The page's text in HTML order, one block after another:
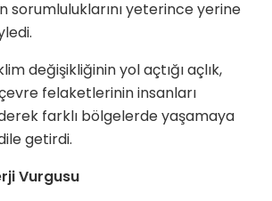
sorumluluklarını yeterince yerine
değişikliğinin yol açtığı açlık,
felaketlerinin insanları
farklı bölgelerde yaşamaya
getirdi.
Vurgusu